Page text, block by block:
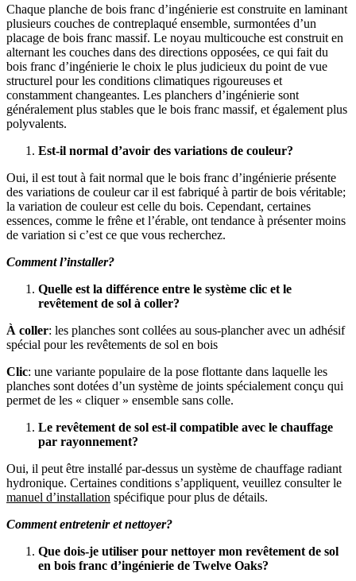
Chaque planche de bois franc d’ingénierie est construite en laminant
plusieurs couches de contreplaqué ensemble, surmontées d’un
placage de bois franc massif. Le noyau multicouche est construit en
alternant les couches dans des directions opposées, ce qui fait du
bois franc d’ingénierie le choix le plus judicieux du point de vue
structurel pour les conditions climatiques rigoureuses et
constamment changeantes. Les planchers d’ingénierie sont
généralement plus stables que le bois franc massif, et également plus
polyvalents.
Est-il normal d’avoir des variations de couleur?
Oui, il est tout à fait normal que le bois franc d’ingénierie présente
des variations de couleur car il est fabriqué à partir de bois véritable;
la variation de couleur est celle du bois. Cependant, certaines
essences, comme le frêne et l’érable, ont tendance à présenter moins
de variation si c’est ce que vous recherchez.
Comment l’installer?
Quelle est la différence entre le système clic et le
revêtement de sol à coller?
À coller: les planches sont collées au sous-plancher avec un adhésif
spécial pour les revêtements de sol en bois
Clic: une variante populaire de la pose flottante dans laquelle les
planches sont dotées d’un système de joints spécialement conçu qui
permet de les « cliquer » ensemble sans colle.
Le revêtement de sol est-il compatible avec le chauffage
par rayonnement?
Oui, il peut être installé par-dessus un système de chauffage radiant
hydronique. Certaines conditions s’appliquent, veuillez consulter le
manuel d’installation spécifique pour plus de détails.
Comment entretenir et nettoyer?
Que dois-je utiliser pour nettoyer mon revêtement de sol
en bois franc d’ingénierie de Twelve Oaks?